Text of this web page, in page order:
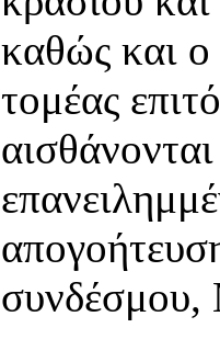
καθώς και
τομέας
συνδέσμου,